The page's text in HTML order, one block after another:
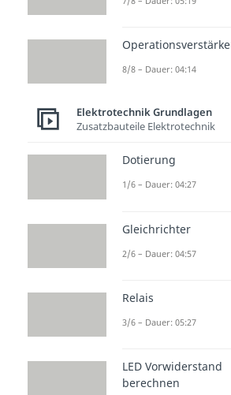
welcher
Spannung blockt
beziehungsweise
Hochpass
Zum Thema
wir bereits ein
du mehr darüber
schaue es dir
8/8 – Dauer: 04:14
Elektrotechnik Grundlagen
Zusatzbauteile Elektrotechnik
Dotierung
1/6 – Dauer: 04:27
Gleichrichter
2/6 – Dauer: 04:57
Relais
3/6 – Dauer: 05:27
LED Vorwiderstand
berechnen